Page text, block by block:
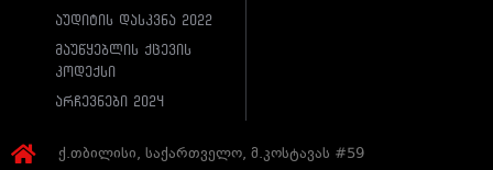
აუდიტის დასკვნა 2022
მაუწყებლის ქცევის
კოდექსი
არჩევნები 2024
ქ.თბილისი, საქართველო, მ.კოსტავას #59